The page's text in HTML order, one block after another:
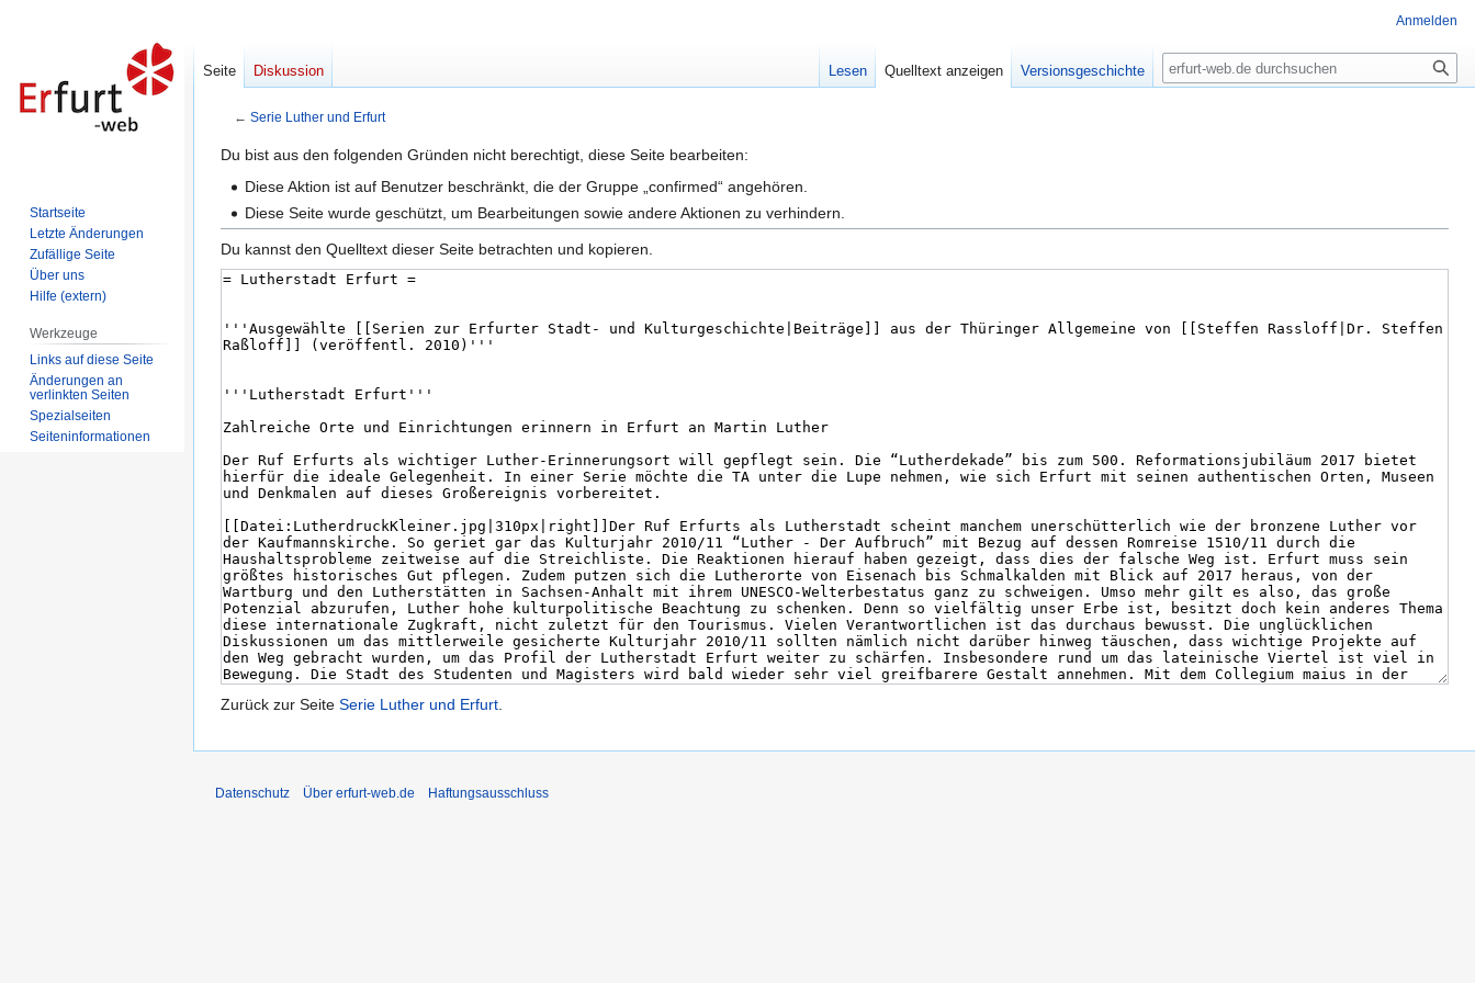
← Serie Luther und Erfurt
Zur
Navigation
Zur
Suche
Du bist aus den folgenden Gründen nicht berechtigt, diese Seite bearbeiten:
Diese Aktion ist auf Benutzer beschränkt, die der Gruppe „confirmed“ angehören.
Diese Seite wurde geschützt, um Bearbeitungen sowie andere Aktionen zu verhindern.
Du kannst den Quelltext dieser Seite betrachten und kopieren.
Zurück zur Seite Serie Luther und Erfurt.
Anmelden
Seite Diskussion Lesen Quelltext anzeigen Versionsgeschichte Suche
Startseite
Letzte Änderungen
Zufällige Seite
Über uns
Hilfe (extern)
Werkzeuge
Links auf diese Seite
Änderungen an
verlinkten Seiten
Spezialseiten
Seiten­informationen
Datenschutz Über erfurt-web.de Haftungsausschluss